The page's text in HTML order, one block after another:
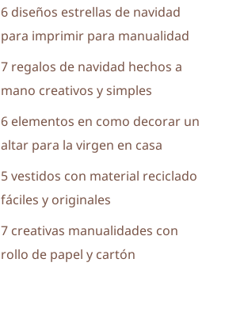
6 diseños estrellas de navidad
para imprimir para manualidad
7 regalos de navidad hechos a
mano creativos y simples
6 elementos en como decorar un
altar para la virgen en casa
5 vestidos con material reciclado
fáciles y originales
7 creativas manualidades con
rollo de papel y cartón